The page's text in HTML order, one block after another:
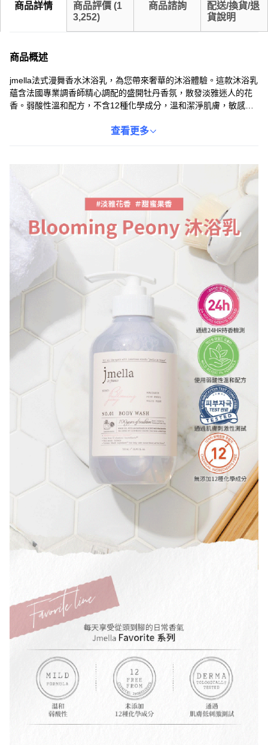
商品詳情 商品評價 (1
3,252)
商品諮詢
配送/換貨/退
貨說明
商品概述
jmella法式漫舞香水沐浴乳，為您帶來奢華的沐浴體驗。這款沐浴乳
蘊含法國專業調香師精心調配的盛開牡丹香氛，散發淡雅迷人的花
香。弱酸性溫和配方，不含12種化學成分，溫和潔淨肌膚，敏感肌
膚柔嫩光滑不乾澀。讓您在沐浴的同時，享受香氛的呵護，打造水
查看更多